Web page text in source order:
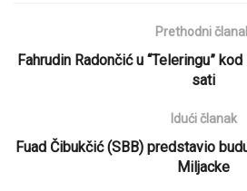
Prethodni
Fahrudin Radončić u “Teleringu”
sati
Idući članak
Fuad Čibukčić (SBB) predstavio
Miljacke